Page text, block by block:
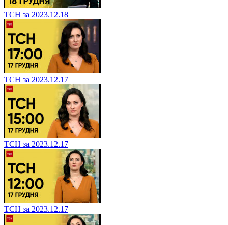
ТСН за 2023.12.18
ТСН за 2023.12.17
ТСН за 2023.12.17
ТСН за 2023.12.17